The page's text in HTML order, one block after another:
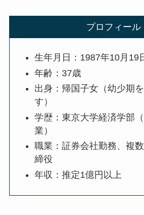
プロフィール
生年月日：1987年10月19
年齢：37歳
出身：帰国子女（幼少期
す）
学歴：東京大学経済学部
業）
職業：証券会社勤務、複
締役
年収：推定1億円以上